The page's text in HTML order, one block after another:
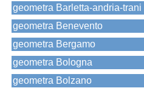
geometra Barletta-andria-trani
geometra Benevento
geometra Bergamo
geometra Bologna
geometra Bolzano